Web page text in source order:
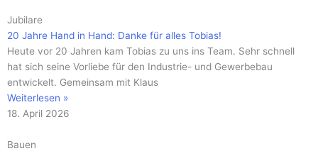
Jubilare
20 Jahre Hand in Hand: Danke für alles Tobias!
Heute vor 20 Jahren kam Tobias zu uns ins Team. Sehr schnell
hat sich seine Vorliebe für den Industrie- und Gewerbebau
entwickelt. Gemeinsam mit Klaus
Weiterlesen »
18. April 2026
Bauen